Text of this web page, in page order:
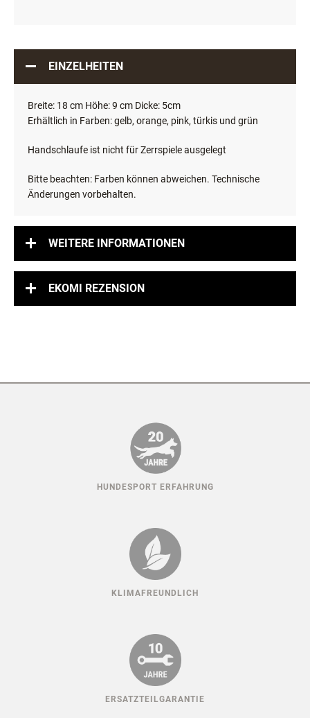
EINZELHEITEN
Breite: 18 cm Höhe: 9 cm Dicke: 5cm
Erhältlich in Farben: gelb, orange, pink, türkis und grün
Handschlaufe ist nicht für Zerrspiele ausgelegt
Bitte beachten: Farben können abweichen. Technische
Änderungen vorbehalten.
WEITERE INFORMATIONEN
EKOMI REZENSION
HUNDESPORT ERFAHRUNG
KLIMAFREUNDLICH
ERSATZTEILGARANTIE